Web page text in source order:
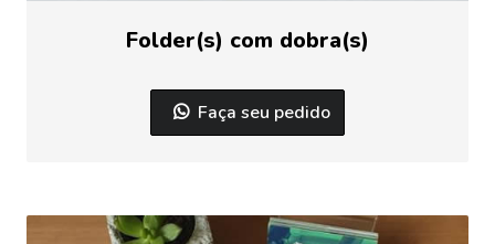
Folder(s) com dobra(s)
Faça seu pedido